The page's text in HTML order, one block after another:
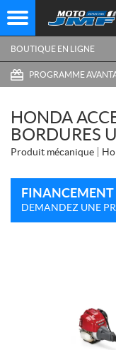
BOUTIQUE EN LIGNE
PROGRAMME
HONDA
BORDURES
Produit mécanique
FINANCEMENT
DEMANDEZ UNE